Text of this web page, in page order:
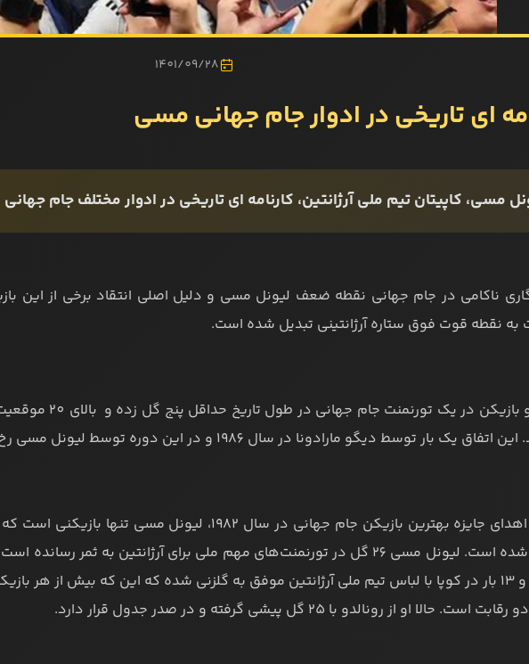
1401/09/28
ای تاریخی در ادوار جام جهانی مسی
مسی، کاپیتان تیم ملی آرژانتین، کارنامه ای تاریخی در ادوار مختلف جام
ناکامی در جام جهانی نقطه ضعف لیونل مسی و دلیل اصلی انتقاد برخی از این
به نقطه قوت فوق ستاره آرژانتینی تبدیل شده است.
فقط دو بازیکن در یک
یک بار توسط دیگو مارادونا در سال 1986 و در این دوره توسط لیونل مسی رخ داده است.
از زمان اهدای جایزه بهترین بازیکن جام جهانی در سال 1982،
رسانده و 13 بار در کوپا با لباس تیم ملی آرژانتین موفق به گلزنی شده که این که بیش از هر
حالا او از رونالدو با 25 گل پیشی گرفته و در صدر جدول قرار دارد.